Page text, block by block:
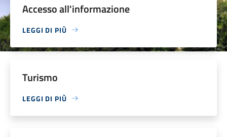
Accesso all'informazione
LEGGI DI PIÙ
Turismo
LEGGI DI PIÙ